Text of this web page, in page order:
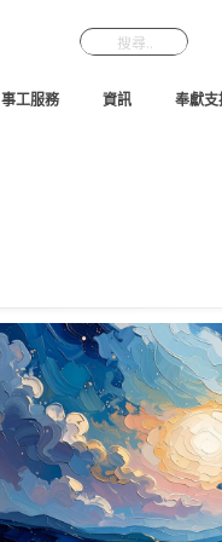
事工服務 資訊 奉獻支